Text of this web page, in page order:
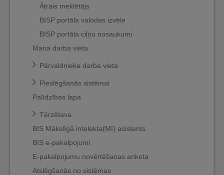
Ātrais meklētājs
BISP portāla valodas izvēle
BISP portāla ciļņu nosaukumi
Mana darba vieta
Pārvaldnieka darba vieta
Pieslēgšanās sistēmai
Palīdzības lapa
Tērzētava
BIS Mākslīgā intelekta(MI) asistents
BIS e-pakalpojumi
E-pakalpojumu novērtēšanas anketa
Atslēgšanās no sistēmas